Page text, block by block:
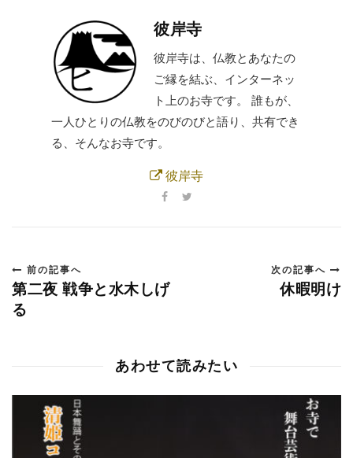
彼岸寺
彼岸寺は、仏教とあなたの
ご縁を結ぶ、インターネッ
ト上のお寺です。 誰もが、
一人ひとりの仏教をのびのびと語り、共有でき
る、そんなお寺です。
彼岸寺
前の記事へ
第二夜 戦争と水木しげ
る
次の記事へ
休暇明け
あわせて読みたい